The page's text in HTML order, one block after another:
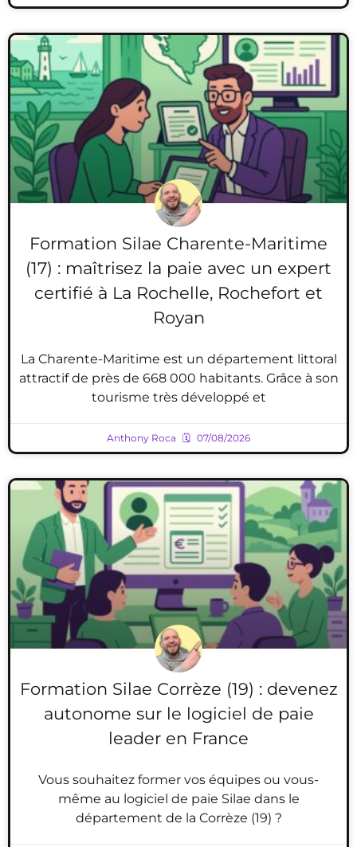
Formation Silae Charente-Maritime
(17) : maîtrisez la paie avec un expert
certifié à La Rochelle, Rochefort et
Royan
La Charente-Maritime est un département littoral
attractif de près de 668 000 habitants. Grâce à son
tourisme très développé et
Anthony Roca 07/08/2026
Formation Silae Corrèze (19) : devenez
autonome sur le logiciel de paie
leader en France
Vous souhaitez former vos équipes ou vous-
même au logiciel de paie Silae dans le
département de la Corrèze (19) ?